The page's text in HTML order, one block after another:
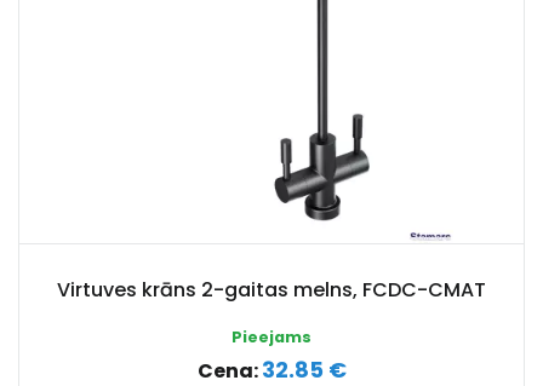
Virtuves krāns 2-gaitas melns, FCDC-CMAT
Pieejams
Cena:32.85 €